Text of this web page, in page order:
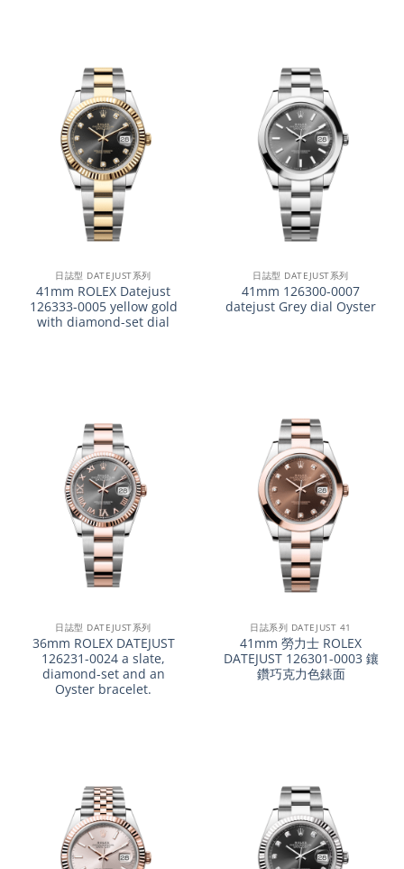
日誌型 DATEJUST系列
41mm ROLEX Datejust
126333-0005 yellow gold
with diamond-set dial
日誌型 DATEJUST系列
41mm 126300-0007
datejust Grey dial Oyster
日誌型 DATEJUST系列
36mm ROLEX DATEJUST
126231-0024 a slate,
diamond-set and an
Oyster bracelet.
日誌系列 DATEJUST 41
41mm 勞力士 ROLEX
DATEJUST 126301-0003 鑲
鑽巧克力色錶面